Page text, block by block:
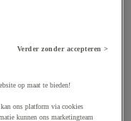
Verder zonder accepteren >
op maat te bieden!
ons platform via cookies
kunnen ons marketingteam